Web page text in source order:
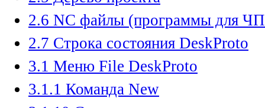
2.6 NC файлы (программы для
2.7 Строка состояния DeskProto
3.1 Меню File DeskProto
3.1.1 Команда New